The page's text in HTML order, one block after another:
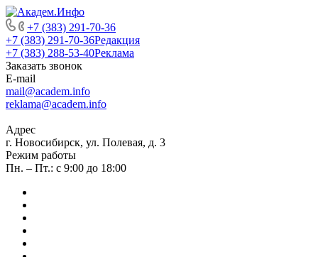
+7 (383) 291-70-36
+7 (383) 291-70-36Редакция
+7 (383) 288-53-40Реклама
Заказать звонок
E-mail
mail@academ.info
reklama@academ.info
Адрес
г. Новосибирск, ул. Полевая, д. 3
Режим работы
Пн. – Пт.: с 9:00 до 18:00